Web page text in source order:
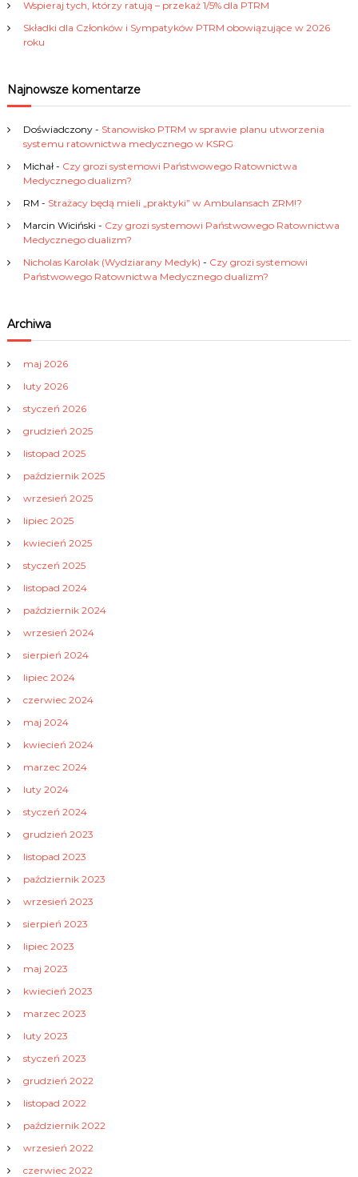
p
s
u
Wspieraj tych, którzy ratują – przekaż 1/5% dla PTRM
Składki dla Członków i Sympatyków PTRM obowiązujące w 2026
roku
Najnowsze komentarze
Doświadczony- Stanowisko PTRM w sprawie planu utworzenia
systemu ratownictwa medycznego w KSRG
Michał- Czy grozi systemowi Państwowego Ratownictwa
Medycznego dualizm?
RM - Strażacy będą mieli „praktyki” w Ambulansach ZRM!?
Marcin Wiciński - Czy grozi systemowi Państwowego Ratownictwa
Medycznego dualizm?
Nicholas Karolak (Wydziarany Medyk) - Czy grozi systemowi
Państwowego Ratownictwa Medycznego dualizm?
Archiwa
maj 2026
luty 2026
styczeń 2026
grudzień 2025
listopad 2025
październik 2025
wrzesień 2025
lipiec 2025
kwiecień 2025
styczeń 2025
listopad 2024
październik 2024
wrzesień 2024
sierpień 2024
lipiec 2024
czerwiec 2024
maj 2024
kwiecień 2024
marzec 2024
luty 2024
styczeń 2024
grudzień 2023
listopad 2023
październik 2023
wrzesień 2023
sierpień 2023
lipiec 2023
maj 2023
kwiecień 2023
marzec 2023
luty 2023
styczeń 2023
grudzień 2022
listopad 2022
październik 2022
wrzesień 2022
czerwiec 2022